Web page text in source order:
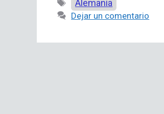
Alemania
Dejar un comentario